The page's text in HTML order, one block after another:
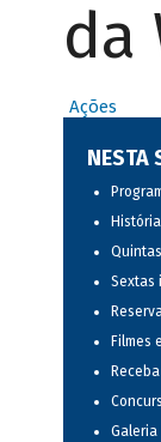
da
Ações
NESTA
História
Sextas
Filmes
Galeria